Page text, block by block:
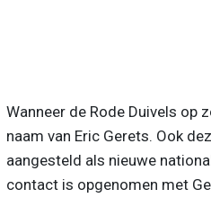
Wanneer de Rode Duivels op
naam van Eric Gerets. Ook
aangesteld als nieuwe
contact is opgenomen met